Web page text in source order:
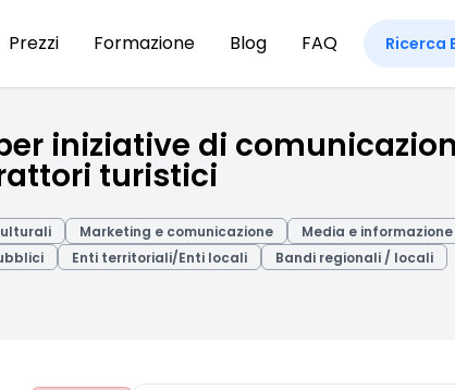
Prezzi Formazione Blog FAQ Ricerca
iniziative di
turistici
Marketing e comunicazione
Media e informazione
Enti territoriali/Enti locali
Bandi regionali / locali